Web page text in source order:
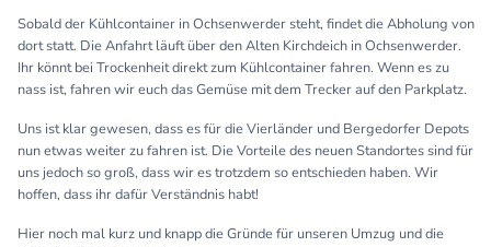
Sobald der Kühlcontainer in Ochsenwerder steht, findet die Abholung von
dort statt. Die Anfahrt läuft über den Alten Kirchdeich in Ochsenwerder.
Ihr könnt bei Trockenheit direkt zum Kühlcontainer fahren. Wenn es zu
nass ist, fahren wir euch das Gemüse mit dem Trecker auf den Parkplatz.
Uns ist klar gewesen, dass es für die Vierländer und Bergedorfer Depots
nun etwas weiter zu fahren ist. Die Vorteile des neuen Standortes sind für
uns jedoch so groß, dass wir es trotzdem so entschieden haben. Wir
hoffen, dass ihr dafür Verständnis habt!
Hier noch mal kurz und knapp die Gründe für unseren Umzug und die